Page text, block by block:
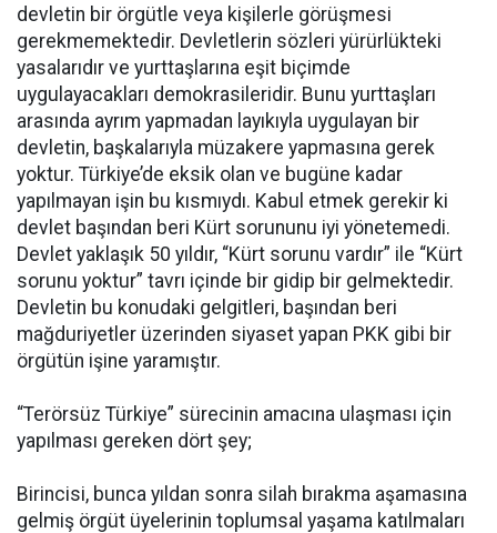
devletin bir örgütle veya kişilerle görüşmesi
gerekmemektedir. Devletlerin sözleri yürürlükteki
yasalarıdır ve yurttaşlarına eşit biçimde
uygulayacakları demokrasileridir. Bunu yurttaşları
arasında ayrım yapmadan layıkıyla uygulayan bir
devletin, başkalarıyla müzakere yapmasına gerek
yoktur. Türkiye’de eksik olan ve bugüne kadar
yapılmayan işin bu kısmıydı. Kabul etmek gerekir ki
devlet başından beri Kürt sorununu iyi yönetemedi.
Devlet yaklaşık 50 yıldır, “Kürt sorunu vardır” ile “Kürt
sorunu yoktur” tavrı içinde bir gidip bir gelmektedir.
Devletin bu konudaki gelgitleri, başından beri
mağduriyetler üzerinden siyaset yapan PKK gibi bir
örgütün işine yaramıştır.
“Terörsüz Türkiye” sürecinin amacına ulaşması için
yapılması gereken dört şey;
Birincisi, bunca yıldan sonra silah bırakma aşamasına
gelmiş örgüt üyelerinin toplumsal yaşama katılmaları